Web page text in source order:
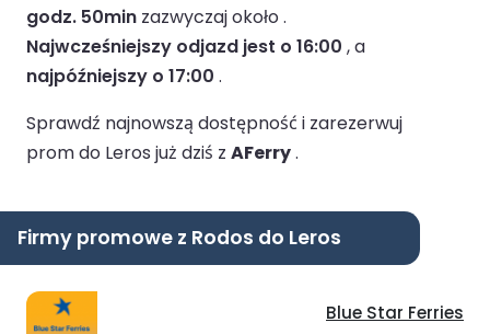
godz. 50min zazwyczaj około .
Najwcześniejszy odjazd jest o 16:00 , a
najpóźniejszy o 17:00 .
Sprawdź najnowszą dostępność i zarezerwuj
prom do Leros już dziś z AFerry.
Firmy promowe z Rodos do Leros
Blue Star Ferries